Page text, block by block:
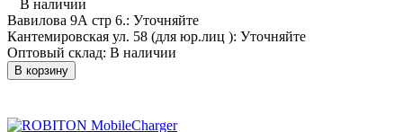
В наличии
Вавилова 9А стр 6.: Уточняйте
Кантемировская ул. 58 (для юр.лиц ): Уточняйте
Оптовый склад: В наличии
В корзину